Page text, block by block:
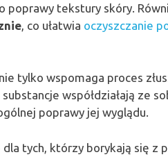
poprawy tekstury skóry.
, co ułatwia oczyszczanie
tylko wspomaga proces
współdziałają ze
poprawy jej wyglądu.
tych, którzy borykają się z